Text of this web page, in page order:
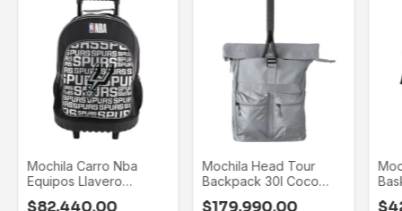
Mochila Carro Nba
Equipos Llavero
$82.440,00
Mochila Head Tour
Backpack 30l Coco
$179.990,00